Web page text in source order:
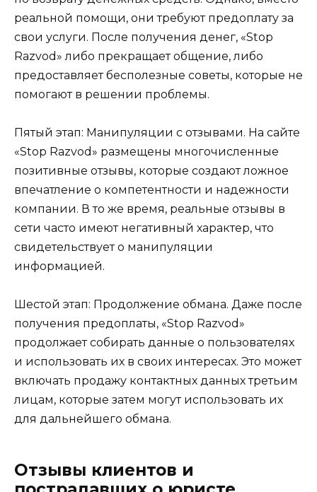
реальной помощи, они требуют предоплату за
свои услуги. После получения денег, «Stop
Razvod» либо прекращает общение, либо
предоставляет бесполезные советы, которые не
помогают в решении проблемы.
Пятый этап: Манипуляции с отзывами. На сайте
«Stop Razvod» размещены многочисленные
позитивные отзывы, которые создают ложное
впечатление о компетентности и надежности
компании. В то же время, реальные отзывы в
сети часто имеют негативный характер, что
свидетельствует о манипуляции
информацией.
Шестой этап: Продолжение обмана. Даже после
получения предоплаты, «Stop Razvod»
продолжает собирать данные о пользователях
и использовать их в своих интересах. Это может
включать продажу контактных данных третьим
лицам, которые затем могут использовать их
для дальнейшего обмана.
Отзывы клиентов и